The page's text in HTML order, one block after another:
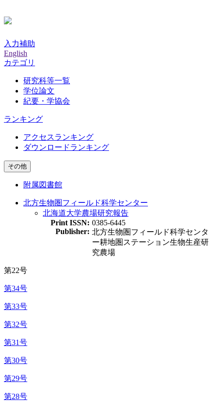
入力補助
English
カテゴリ
研究科等一覧
学位論文
紀要・学協会
ランキング
アクセスランキング
ダウンロードランキング
その他
附属図書館
北方生物圏フィールド科学センター
北海道大学農場研究報告
Print ISSN: 0385-6445
Publisher: 北方生物圏フィールド科学センタ
ー耕地圏ステーション生物生産研
究農場
第22号
第34号
第33号
第32号
第31号
第30号
第29号
第28号